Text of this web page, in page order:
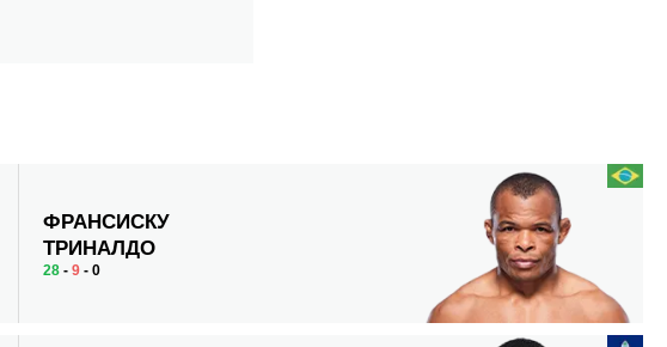
ФРАНСИСКУ
ТРИНАЛДО
28 -9 - 0